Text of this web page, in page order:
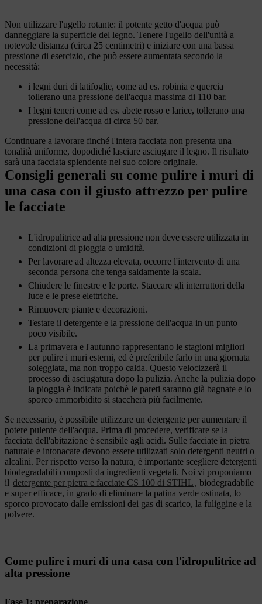
Non utilizzare l'ugello rotante: il potente getto d'acqua può
danneggiare la superficie del legno. Tenere l'ugello dell'unità a
notevole distanza (circa 25 centimetri) e iniziare con una bassa
pressione di esercizio, che può essere aumentata secondo la
necessità:
i legni duri di latifoglie, come ad es. robinia e quercia
tollerano una pressione dell'acqua massima di 110 bar.
I legni teneri come ad es. abete rosso e larice, tollerano una
pressione dell'acqua di circa 50 bar.
Continuare a lavorare finché l'intera facciata non presenta una
tonalità uniforme, dopodiché lasciare asciugare il legno. Il risultato
sarà una facciata splendente nel suo colore originale.
Consigli generali su come pulire i muri di
una casa con il giusto attrezzo per pulire
le facciate
L'idropulitrice ad alta pressione non deve essere utilizzata in
condizioni di pioggia o umidità.
Per lavorare ad altezza elevata, occorre l'intervento di una
seconda persona che tenga saldamente la scala.
Chiudere le finestre e le porte. Staccare gli interruttori della
luce e le prese elettriche.
Rimuovere piante e decorazioni.
Testare il detergente e la pressione dell'acqua in un punto
poco visibile.
La primavera e l'autunno rappresentano le stagioni migliori
per pulire i muri esterni, ed è preferibile farlo in una giornata
soleggiata, ma non troppo calda. Questo velocizzerà il
processo di asciugatura dopo la pulizia. Anche la pulizia dopo
la pioggia è indicata poichè le pareti saranno già bagnate e lo
sporco ammorbidito si staccherà più facilmente.
Se necessario, è possibile utilizzare un detergente per aumentare il
potere pulente dell'acqua. Prima di procedere, verificare se la
facciata dell'abitazione è sensibile agli acidi. Sulle facciate in pietra
naturale e intonacate devono essere utilizzati solo detergenti neutri o
alcalini. Per rispetto verso la natura, è importante scegliere detergenti
biodegradabili composti da ingredienti vegetali. Noi vi proponiamo
il detergente per pietra e facciate CS 100 di STIHL , biodegradabile
e super efficace, in grado di eliminare la patina verde ostinata, lo
sporco provocato dalle emissioni dei gas di scarico, la fuliggine e la
polvere.
Come pulire i muri di una casa con l'idropulitrice ad
alta pressione
Fase 1: preparazione